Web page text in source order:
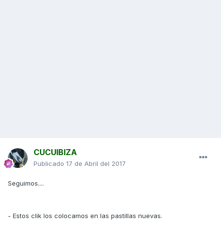
CUCUIBIZA
Publicado 17 de Abril del 2017
Seguimos....
- Estos clik los colocamos en las pastillas nuevas.